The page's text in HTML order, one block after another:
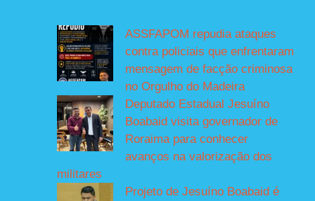
ASSFAPOM repudia ataques
contra policiais que enfrentaram
mensagem de facção criminosa
no Orgulho do Madeira
Deputado Estadual Jesuíno
Boabaid visita governador de
Roraima para conhecer
avanços na valorização dos
militares
Projeto de Jesuíno Boabaid é